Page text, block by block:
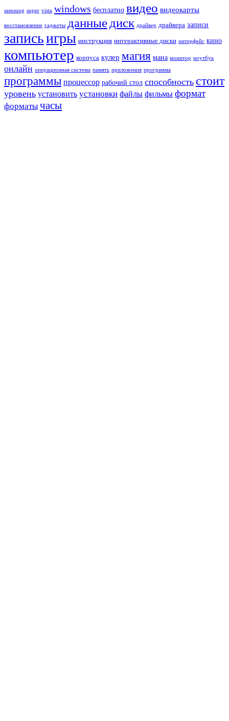
samsung super vista windows бесплатно видео видеокарты
восстановление гаджеты данные диск драйвер драйвера записи
записьигры инструкция интерактивные диски интерфейс кино
компьютер корпуса кулер магия мана монитор ноутбук
онлайн операционная система память приложения программа
программы процессор рабочий стол способность стоит
уровень установить установки файлы фильмы формат
форматы часы